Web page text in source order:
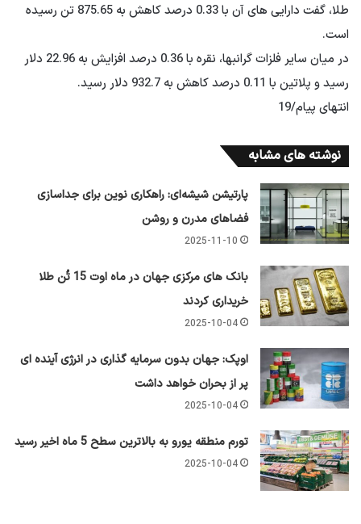
طلا، گفت دارایی های آن با 0.33 درصد کاهش به 875.65 تن رسیده
است.
در میان سایر فلزات گرانبها، نقره با 0.36 درصد افزایش به 22.96 دلار
رسید و پلاتین با 0.11 درصد کاهش به 932.7 دلار رسید.
انتهای پیام/19
نوشته های مشابه
پارتیشن شیشه‌ای: راهکاری نوین برای جداسازی
فضاهای مدرن و روشن
2025-11-10
بانک های مرکزی جهان در ماه اوت 15 تُن طلا
خریداری کردند
2025-10-04
اوپک: جهان بدون سرمایه گذاری در انرژی آینده ای
پر از بحران خواهد داشت
2025-10-04
تورم منطقه یورو به بالاترین سطح 5 ماه اخیر رسید
2025-10-04